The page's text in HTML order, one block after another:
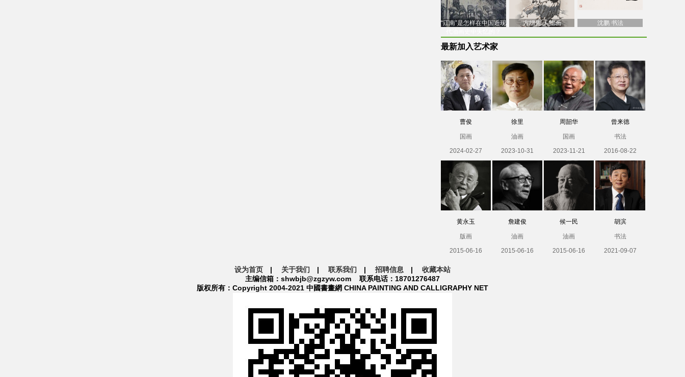
“江南”是怎样在中国近现
方增先 人物画 沈鹏 书法
最新加入艺术家
曹俊
国画
2024-02-27
徐里
油画
2023-10-31
周韶华
国画
2023-11-21
曾来德
书法
2016-08-22
黄永玉
版画
2015-06-16
詹建俊
油画
2015-06-16
候一民
油画
2015-06-16
胡滨
书法
2021-09-07
设为首页 | 关于我们 | 联系我们 | 招聘信息 | 收藏本站
主编信箱：shwbjb@zgzyw.com 联系电话：18701276487
版权所有：Copyright 2004-2021 中國書畫網 CHINA PAINTING AND CALLIGRAPHY NET